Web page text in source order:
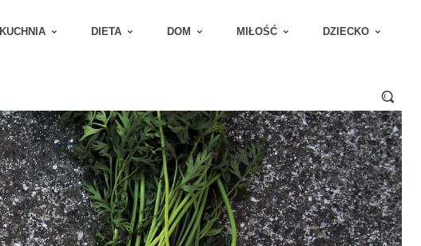
KUCHNIA DIETA DOM MIŁOŚĆ DZIECKO